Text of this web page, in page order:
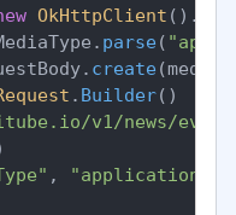
OkHttpClient ().
parse(
create
. Builder()
v1/news/
,
"application/